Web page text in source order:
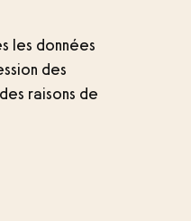
les données
des
raisons de